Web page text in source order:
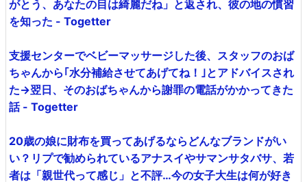
がとう、あなたの目は綺麗だね」と返され、彼の地の慣習
を知った - Togetter
支援センターでベビーマッサージした後、スタッフのおば
ちゃんから｢水分補給させてあげてね！｣とアドバイスされ
た→翌日、そのおばちゃんから謝罪の電話がかかってきた
話 - Togetter
20歳の娘に財布を買ってあげるならどんなブランドがい
い？リプで勧められているアナスイやサマンサタバサ、若
者は「親世代って感じ」と不評…今の女子大生は何が好き